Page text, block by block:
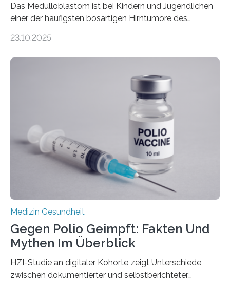
Das Medulloblastom ist bei Kindern und Jugendlichen
einer der häufigsten bösartigen Hirntumore des
Betroffenen können mit heutigen Methoden geheilt
Dringend benötigt werden zielgerichtete Therapien, die
nur Tumorschwachstellen angreifen und normales
Gewebe verschonen. Forschende um Daniel Merk vom
Hertie-Institut für klinische Hirnforschung am
Universitätsklinikum Tübingen haben eine solche
Schwachstelle im Erbgut einer Untergruppe des
Medulloblastoms gefunden. Die Wilhelm Sander-
Stiftung unterstützte das Projekt…
23.10.2025
Medizin Gesundheit
Gegen Polio Geimpft: Fakten Und
Mythen Im Überblick
HZI-Studie an digitaler Kohorte zeigt Unterschiede
zwischen dokumentierter und selbstberichteter